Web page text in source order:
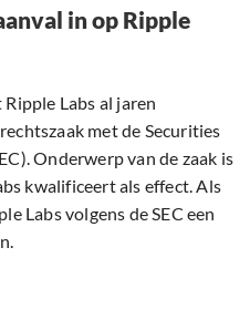
in op Ripple
Labs al jaren
met de Securities
Onderwerp van de zaak is
kwalificeert als effect. Als
Labs volgens de SEC een